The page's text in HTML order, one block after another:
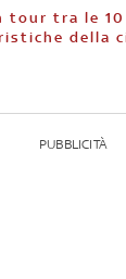
della
PUBBLICITÀ